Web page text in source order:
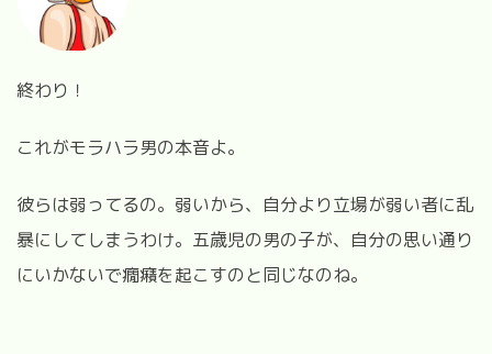
終わり！
これがモラハラ男の本音よ。
彼らは弱ってるの。弱いから、自分より立場が弱い者に乱
暴にしてしまうわけ。五歳児の男の子が、自分の思い通り
にいかないで癇癪を起こすのと同じなのね。